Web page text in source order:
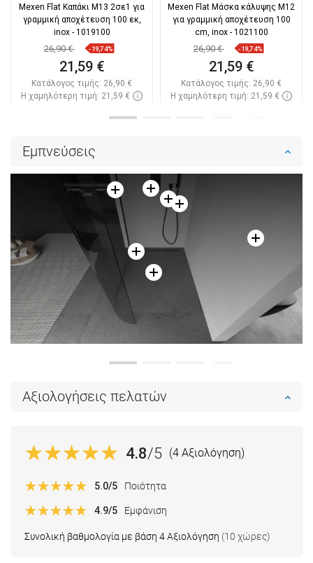
Mexen Flat Καπάκι M13 2σε1 για
γραμμική αποχέτευση 100 εκ,
inox - 1019100
26,90 € -19,74%
21,59 €
Κατάλογος τιμής: 26,90 €
Η χαμηλότερη τιμή: 21,59 €
Mexen Flat Μάσκα κάλυψης M12
για γραμμική αποχέτευση 100
cm, inox - 1021100
26,90 € -19,74%
21,59 €
Κατάλογος τιμής: 26,90 €
Η χαμηλότερη τιμή: 21,59 €
Εμπνεύσεις
Αξιολογήσεις πελατών
4.8/5 (4 Αξιολόγηση)
Συνολική βαθμολογία με βάση 4 Αξιολόγηση (10 χώρες)
5.0/5 Ποιότητα
4.9/5 Εμφάνιση